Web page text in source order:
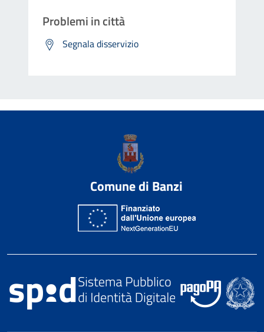
Problemi in città
Segnala disservizio
Comune di Banzi